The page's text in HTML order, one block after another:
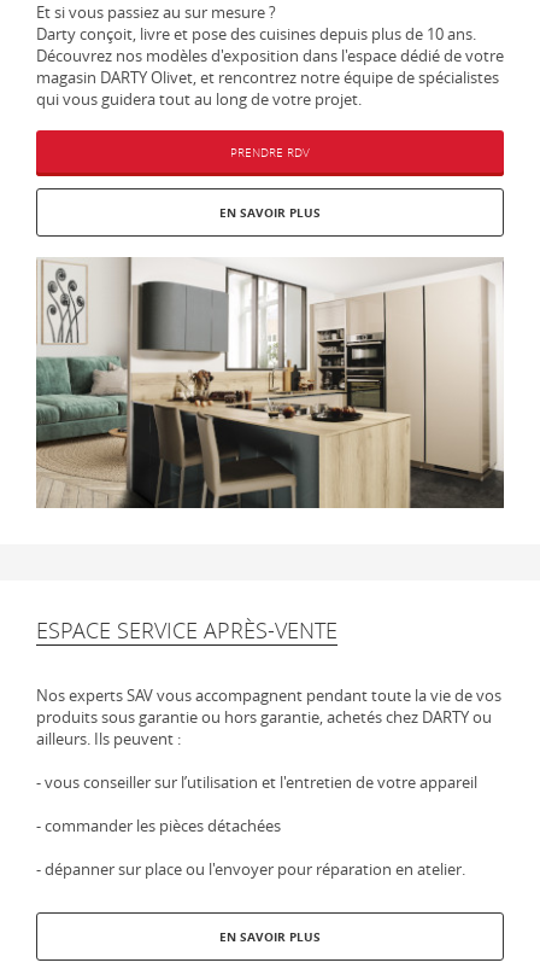
Et si vous passiez au sur mesure ?
Darty conçoit, livre et pose des cuisines depuis plus de 10 ans.
Découvrez nos modèles d'exposition dans l'espace dédié de votre
magasin DARTY Olivet, et rencontrez notre équipe de spécialistes
qui vous guidera tout au long de votre projet.
PRENDRE RDV
EN SAVOIR PLUS
ESPACE SERVICE APRÈS-VENTE
Nos experts SAV vous accompagnent pendant toute la vie de vos
produits sous garantie ou hors garantie, achetés chez DARTY ou
ailleurs. Ils peuvent :
- vous conseiller sur l’utilisation et l'entretien de votre appareil
- commander les pièces détachées
- dépanner sur place ou l'envoyer pour réparation en atelier.
EN SAVOIR PLUS